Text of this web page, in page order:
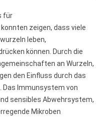
für
zeigen, dass viele
leben,
können. Durch die
an Wurzeln,
den Einfluss durch das
Immunsystem von
sensibles Abwehrsystem,
Mikroben